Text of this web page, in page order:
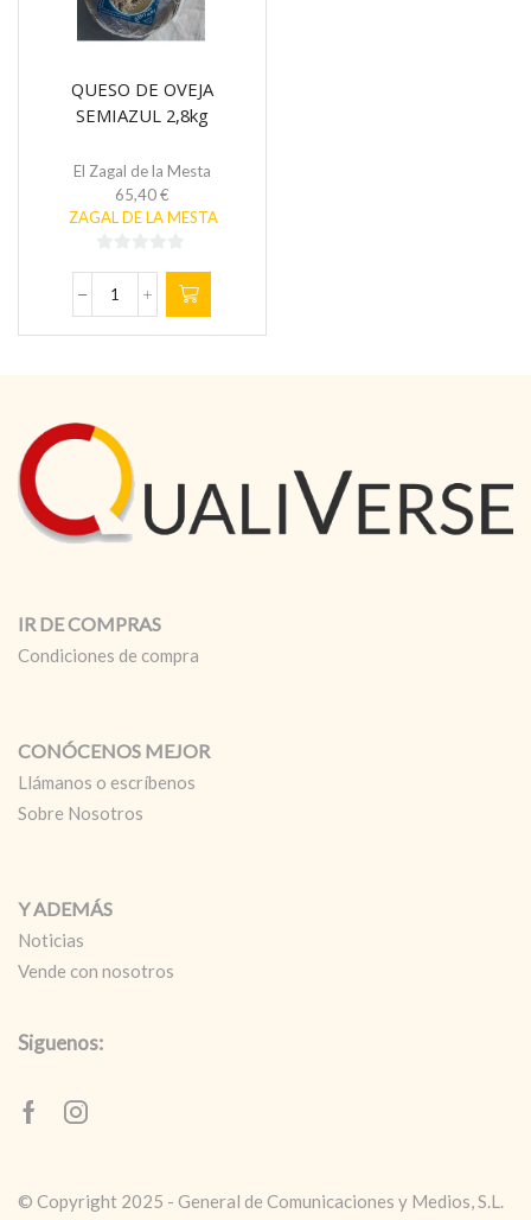
QUESO DE OVEJA
SEMIAZUL 2,8kg
El Zagal de la Mesta
65,40€
ZAGAL DE LA MESTA
de
5
QUESO
IR DE COMPRAS
Condiciones de compra
CONÓCENOS MEJOR
Llámanos o escríbenos
Sobre Nosotros
Y ADEMÁS
Noticias
Vende con nosotros
Siguenos:
FacebookInstagram
© Copyright 2025 - General de Comunicaciones y Medios, S.L.